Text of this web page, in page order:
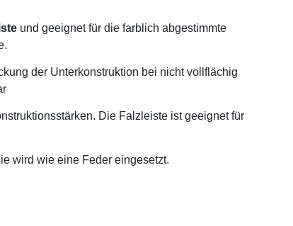
und geeignet für die farblich abgestimmte
der Unterkonstruktion bei nicht vollflächig
Die Falzleiste ist geeignet für
wird wie eine Feder eingesetzt.